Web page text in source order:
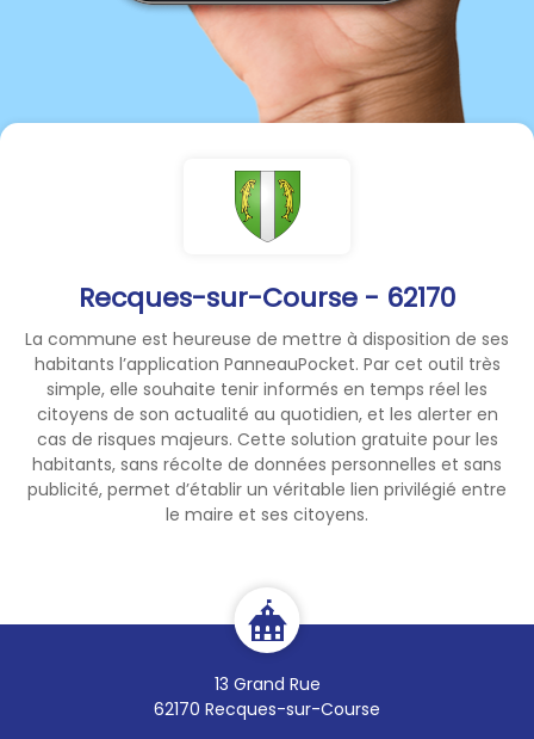
Recques-sur-Course - 62170
La commune est heureuse de mettre à disposition de ses
habitants l’application PanneauPocket. Par cet outil très
simple, elle souhaite tenir informés en temps réel les
citoyens de son actualité au quotidien, et les alerter en
cas de risques majeurs. Cette solution gratuite pour les
habitants, sans récolte de données personnelles et sans
publicité, permet d’établir un véritable lien privilégié entre
le maire et ses citoyens.
13 Grand Rue
62170 Recques-sur-Course
📩 E-mail
mairie-recques-sur-
course@wanadoo.fr